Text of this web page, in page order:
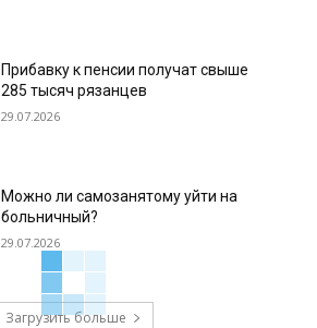
Прибавку к пенсии получат свыше
285 тысяч рязанцев
29.07.2026
Можно ли самозанятому уйти на
больничный?
29.07.2026
Загрузить больше